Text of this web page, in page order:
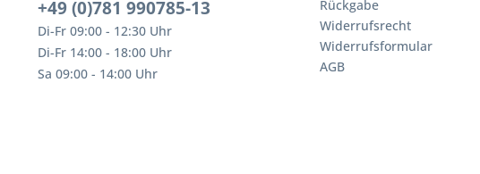
+49 (0)781 990785-13
Di-Fr 09:00 - 12:30 Uhr
Di-Fr 14:00 - 18:00 Uhr
Sa 09:00 - 14:00 Uhr
Rückgabe
Widerrufsrecht
Widerrufsformular
AGB